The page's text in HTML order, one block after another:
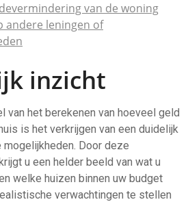
van de woning
andere leningen of
inzicht
van het berekenen van hoeveel geld
is het verkrijgen van een duidelijk
Door deze
u een helder beeld van wat u
welke huizen binnen uw budget
verwachtingen te stellen